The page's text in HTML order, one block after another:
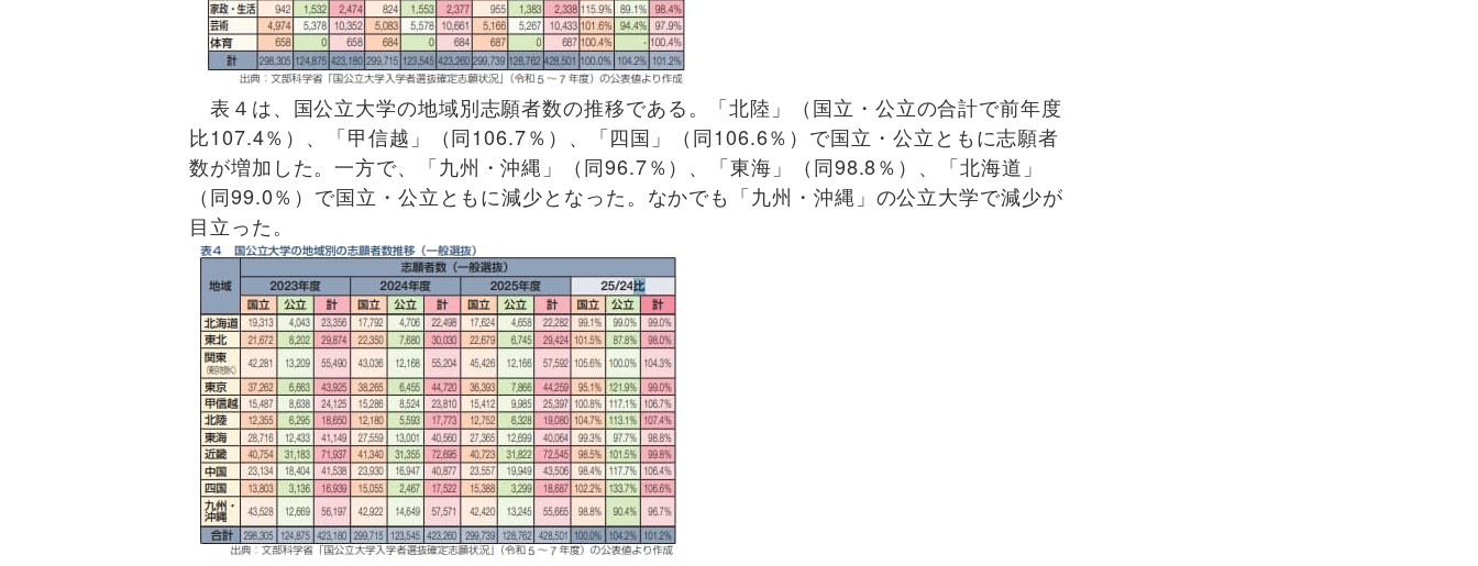
表４は、国公立大学の地域別志願者数の推移である。「北陸」（国立・公立の合計で前年度
比107.4％）、「甲信越」（同106.7％）、「四国」（同106.6％）で国立・公立ともに志願者
数が増加した。一方で、「九州・沖縄」（同96.7％）、「東海」（同98.8％）、「北海道」
（同99.0％）で国立・公立ともに減少となった。なかでも「九州・沖縄」の公立大学で減少が
目立った。